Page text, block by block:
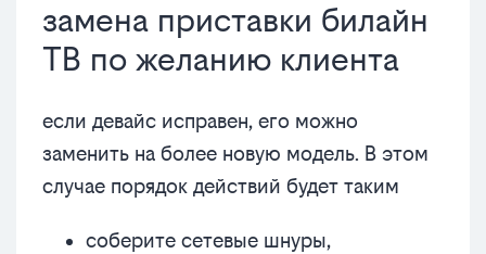
замена приставки билайн
ТВ по желанию клиента
если девайс исправен, его можно
заменить на более новую модель. В этом
случае порядок действий будет таким
соберите сетевые шнуры,